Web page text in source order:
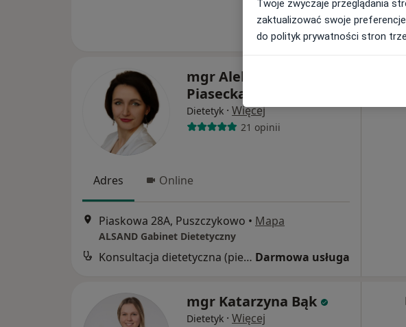
mgr Aleksandra
Piasecka
Dietetyk · Więcej
21 opinii
Adres Online
Piaskowa 28A, Puszczykowo • Mapa
ALSAND Gabinet Dietetyczny
Konsultacja dietetyczna (pierwsza wizyta) Darmowa usługa
mgr Katarzyna Bąk
Dietetyk · Więcej
Twoje zwyczaje przeglądania
zaktualizować swoje
do polityk prywatności stron